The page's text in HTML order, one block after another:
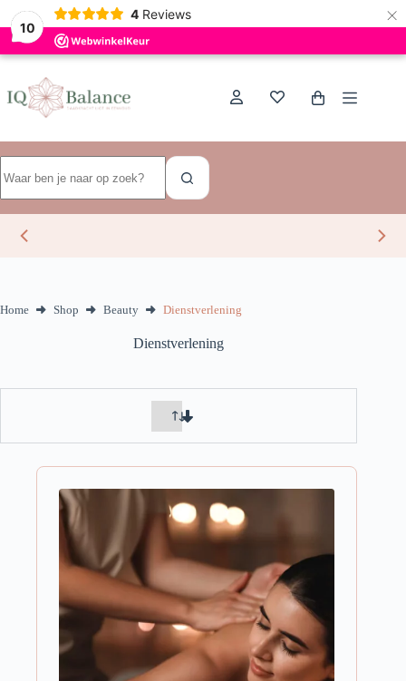
10
4 Reviews ×
Ga
de
inhoud
Winkelwagen
resultaten
Home Shop Beauty Dienstverlening
Dienstverlening